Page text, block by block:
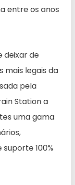
entre os anos
deixar de
mais legais da
pela
Station a
uma gama
100%